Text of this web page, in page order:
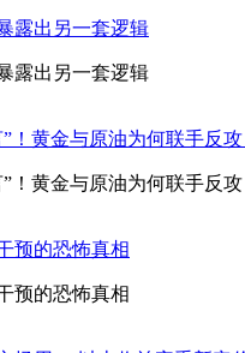
露出另一套逻辑
露出另一套逻辑
！黄金与原油为何联手反
！黄金与原油为何联手反
预的恐怖真相
预的恐怖真相